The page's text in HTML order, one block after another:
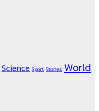
Science Sport Stories World